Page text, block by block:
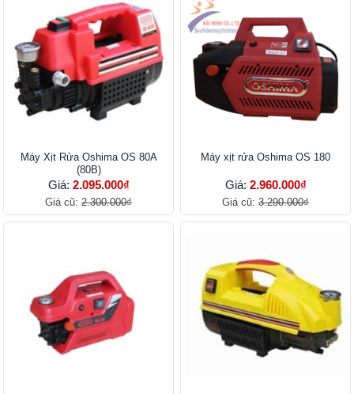
Máy Xịt Rửa Oshima OS 80A
(80B)
Giá: 2.095.000₫
Giá cũ: 2.300.000₫
Máy xịt rửa Oshima OS 180
Giá: 2.960.000₫
Giá cũ: 3.290.000₫